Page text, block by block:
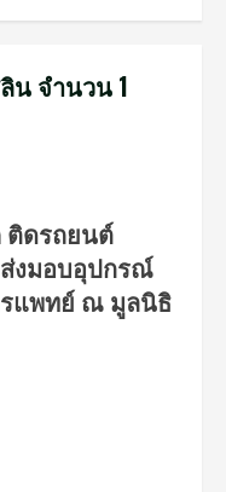
น จำนวน 1
ติดรถยนต์
งมอบอุปกรณ์
รแพทย์ ณ มูลนิธิ